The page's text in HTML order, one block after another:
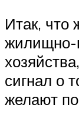
Итак, что
жилищно-
сигнал о
желают